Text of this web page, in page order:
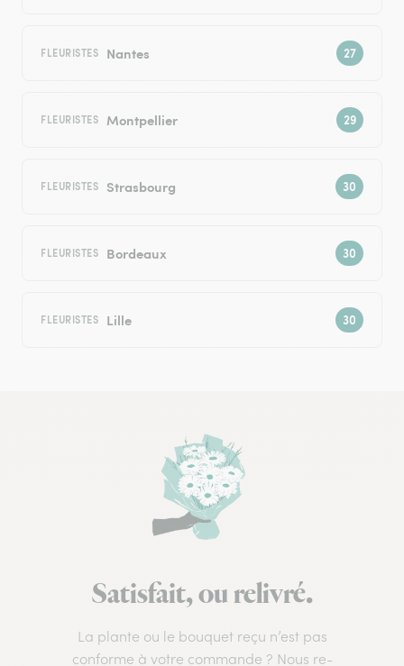
FLEURISTES Nantes
FLEURISTES Montpellier
FLEURISTES Strasbourg
FLEURISTES Bordeaux
FLEURISTES Lille
Satisfait, ou relivré.
La plante ou le bouquet reçu n’est pas
conforme à votre commande ? Nous re-